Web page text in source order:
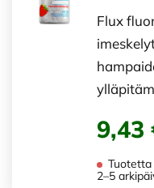
Flux
9,43
Tuotetta
2–5